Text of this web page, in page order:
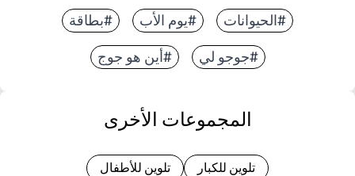
#الحيوانات #يوم الأب #بطاقة
#جوجو لي #أين هو جوج
المجموعات الأخرى
تلوين للكبار تلوين للأطفال